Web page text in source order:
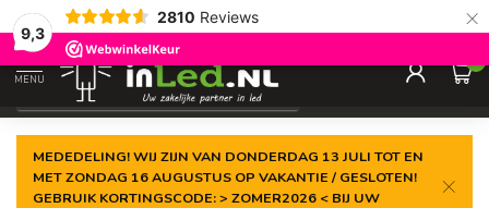
9,3
2810 Reviews ×
Gegarandeerde delaagste prijs
MENU
0
MEDEDELING! WIJ ZIJN VAN DONDERDAG 13 JULI TOT EN
MET ZONDAG 16 AUGUSTUS OP VAKANTIE / GESLOTEN!
GEBRUIK KORTINGSCODE: > ZOMER2026 < BIJ UW